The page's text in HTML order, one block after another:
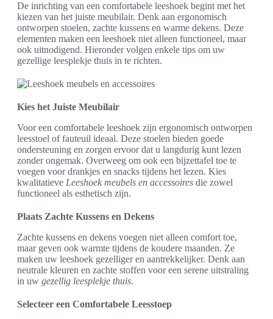
De inrichting van een comfortabele leeshoek begint met het
kiezen van het juiste meubilair. Denk aan ergonomisch
ontworpen stoelen, zachte kussens en warme dekens. Deze
elementen maken een leeshoek niet alleen functioneel, maar
ook uitnodigend. Hieronder volgen enkele tips om uw
gezellige leesplekje thuis in te richten.
Kies het Juiste Meubilair
Voor een comfortabele leeshoek zijn ergonomisch ontworpen
leesstoel of fauteuil ideaal. Deze stoelen bieden goede
ondersteuning en zorgen ervoor dat u langdurig kunt lezen
zonder ongemak. Overweeg om ook een bijzettafel toe te
voegen voor drankjes en snacks tijdens het lezen. Kies
kwalitatieve Leeshoek meubels en accessoires die zowel
functioneel als esthetisch zijn.
Plaats Zachte Kussens en Dekens
Zachte kussens en dekens voegen niet alleen comfort toe,
maar geven ook warmte tijdens de koudere maanden. Ze
maken uw leeshoek gezelliger en aantrekkelijker. Denk aan
neutrale kleuren en zachte stoffen voor een serene uitstraling
in uw gezellig leesplekje thuis.
Selecteer een Comfortabele Leesstoep